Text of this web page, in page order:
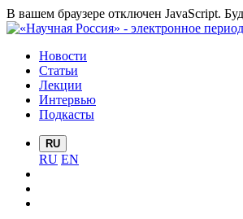
В вашем браузере отключен JavaScript.
Новости
Статьи
Лекции
Интервью
Подкасты
RU
RU EN